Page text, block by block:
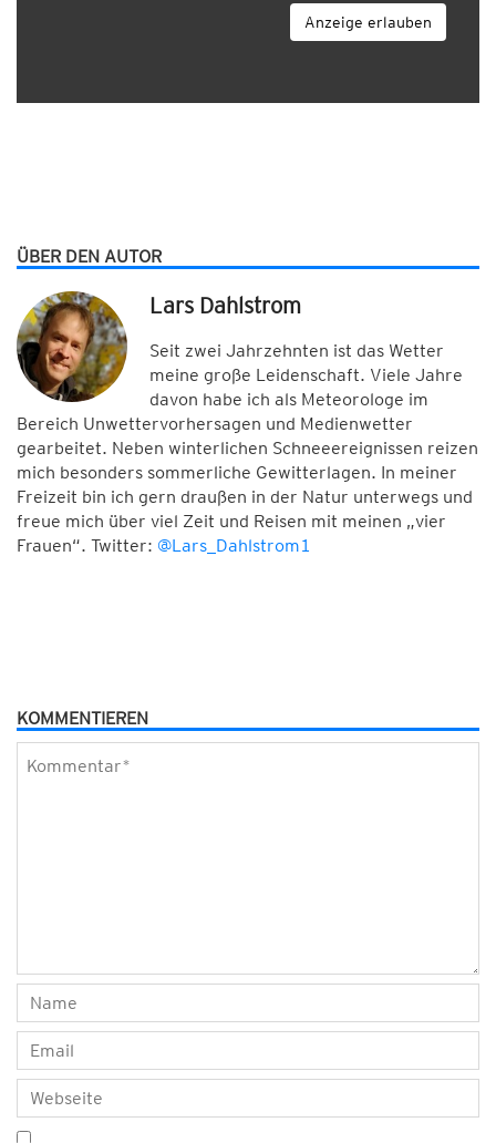
Anzeige erlauben
ÜBER DEN AUTOR
Lars Dahlstrom
Seit zwei Jahrzehnten ist das Wetter
meine große Leidenschaft. Viele Jahre
davon habe ich als Meteorologe im
Bereich Unwettervorhersagen und Medienwetter
gearbeitet. Neben winterlichen Schneeereignissen reizen
mich besonders sommerliche Gewitterlagen. In meiner
Freizeit bin ich gern draußen in der Natur unterwegs und
freue mich über viel Zeit und Reisen mit meinen „vier
Frauen“. Twitter: @Lars_Dahlstrom1
KOMMENTIEREN